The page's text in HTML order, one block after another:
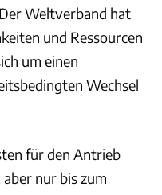
Weltverband hat
und Ressourcen
um einen
Wechsel
für den Antrieb
nur bis zum